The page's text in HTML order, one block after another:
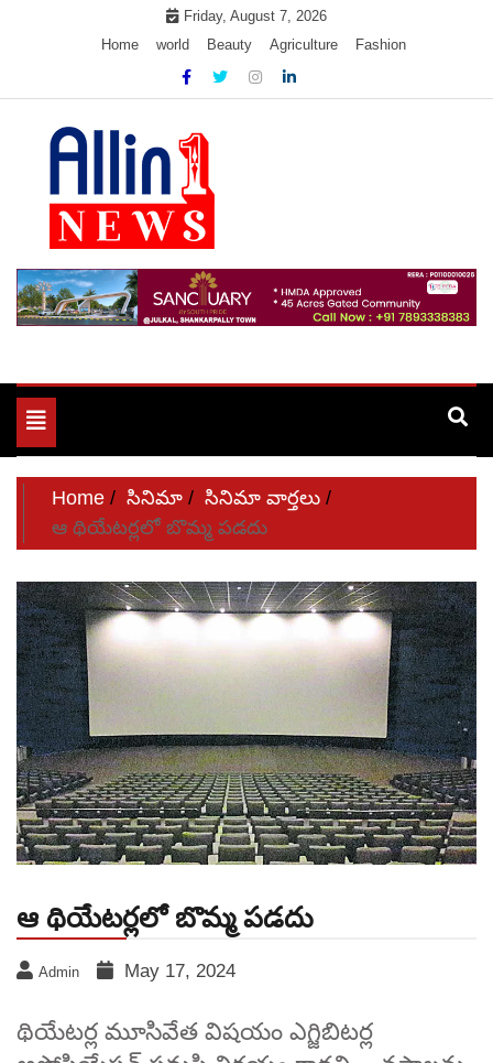
Friday, August 7, 2026
Home
world Beauty Agriculture Fashion
Allin1news
Toggle
navigation
Home సినిమా
సినిమా వార్తలు
ఆ థియేటర్లలో బొమ్మ పడదు
ఆ థియేటర్లలో బొమ్మ పడదు
Admin May 17, 2024
థియేటర్ల మూసివేత విషయం ఎగ్జిబిటర్ల